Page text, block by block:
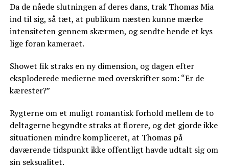
Da de nåede slutningen af deres dans, trak Thomas Mia
ind til sig, så tæt, at publikum næsten kunne mærke
intensiteten gennem skærmen, og sendte hende et kys
lige foran kameraet.
Showet fik straks en ny dimension, og dagen efter
eksploderede medierne med overskrifter som: “Er de
kærester?”
Rygterne om et muligt romantisk forhold mellem de to
deltagerne begyndte straks at florere, og det gjorde ikke
situationen mindre kompliceret, at Thomas på
daværende tidspunkt ikke offentligt havde udtalt sig om
sin seksualitet.